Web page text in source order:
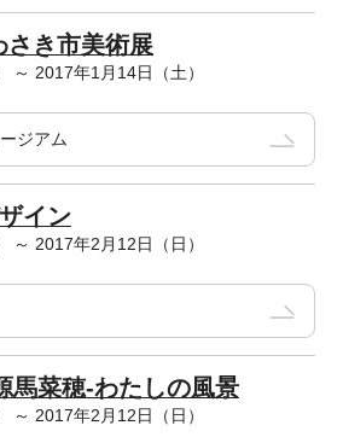
さき市美術展
～ 2017年1月14日（土）
ジアム
イン
～ 2017年2月12日（日）
馬菜穂-わたしの風景
～ 2017年2月12日（日）